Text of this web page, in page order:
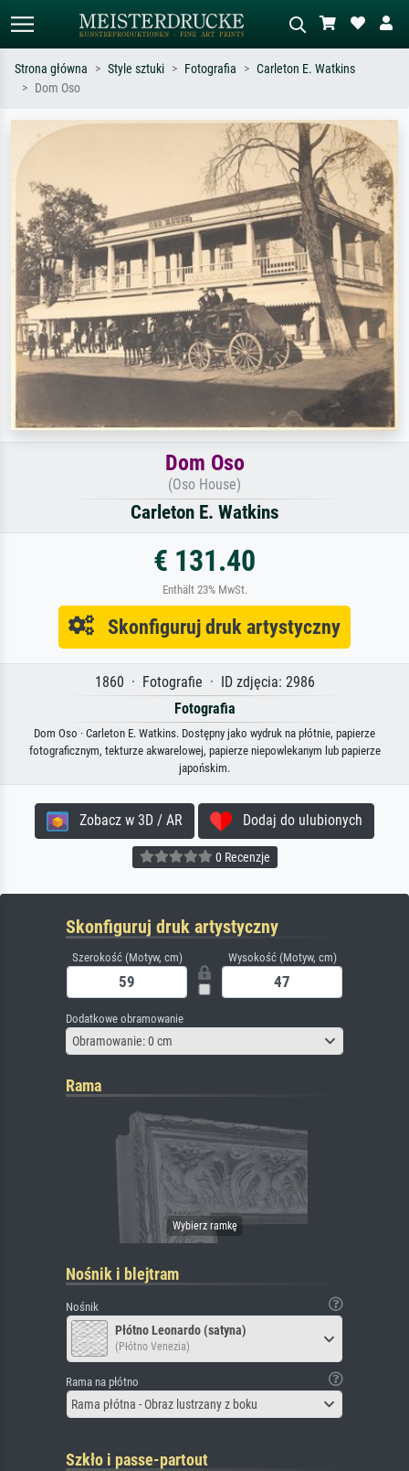
Szukaj wg artysty, tytułu lub stylu – np.
Opisz scenę – np. zielona łąka,
abstrakcja z czerwienią, ciemny olej,
stojący akt obok drzewa.
Strona główna Style sztuki Fotografia
Carleton E. Watkins
Dom Oso
Dom Oso
(Oso House)
Carleton E. Watkins
€ 131.40
Enthält 23% MwSt.
Skonfiguruj druk artystyczny
1860 · Fotografie · ID zdjęcia: 2986
Fotografia
Dom Oso · Carleton E. Watkins. Dostępny jako wydruk na płótnie, papierze
fotograficznym, tekturze akwarelowej, papierze niepowlekanym lub papierze
japońskim.
Zobacz w 3D / AR Dodaj do ulubionych
0 Recenzje
Skonfiguruj druk artystyczny
Szerokość (Motyw, cm) Wysokość (Motyw, cm)
Dodatkowe obramowanie
Obramowanie: 0 cm
Rama
Nośnik i blejtram
Nośnik
Płótno Leonardo (satyna)
(Płótno Venezia)
Rama na płótno
Rama płótna - Obraz lustrzany z boku
Szkło i passe-partout